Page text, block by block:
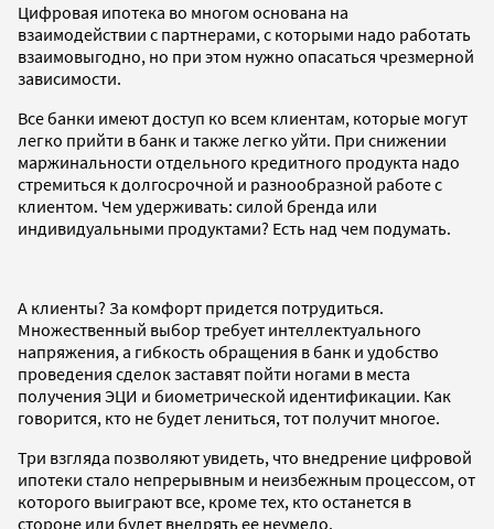
Цифровая ипотека во многом основана на
взаимодействии с партнерами, с которыми надо работать
взаимовыгодно, но при этом нужно опасаться чрезмерной
зависимости.
Все банки имеют доступ ко всем клиентам, которые могут
легко прийти в банк и также легко уйти. При снижении
маржинальности отдельного кредитного продукта надо
стремиться к долгосрочной и разнообразной работе с
клиентом. Чем удерживать: силой бренда или
индивидуальными продуктами? Есть над чем подумать.
А клиенты? За комфорт придется потрудиться.
Множественный выбор требует интеллектуального
напряжения, а гибкость обращения в банк и удобство
проведения сделок заставят пойти ногами в места
получения ЭЦИ и биометрической идентификации. Как
говорится, кто не будет лениться, тот получит многое.
Три взгляда позволяют увидеть, что внедрение цифровой
ипотеки стало непрерывным и неизбежным процессом, от
которого выиграют все, кроме тех, кто останется в
стороне или будет внедрять ее неумело.